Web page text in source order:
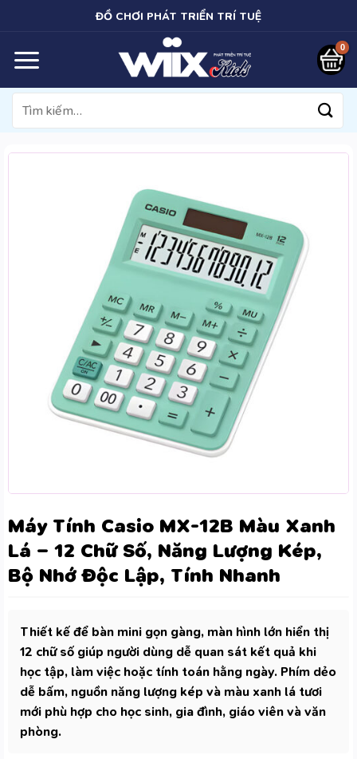
nội
dung
ĐỒ CHƠI PHÁT TRIỂN TRÍ TUỆ
Tìm
kiếm:
Máy Tính Casio MX-12B Màu Xanh
Lá – 12 Chữ Số, Năng Lượng Kép,
Bộ Nhớ Độc Lập, Tính Nhanh
Thiết kế để bàn mini gọn gàng, màn hình lớn hiển thị
12 chữ số giúp người dùng dễ quan sát kết quả khi
học tập, làm việc hoặc tính toán hằng ngày. Phím dẻo
dễ bấm, nguồn năng lượng kép và màu xanh lá tươi
mới phù hợp cho học sinh, gia đình, giáo viên và văn
phòng.